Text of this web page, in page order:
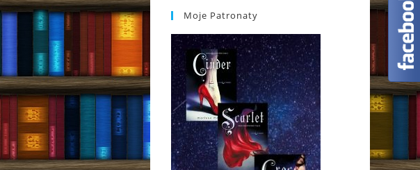
Moje Patronaty